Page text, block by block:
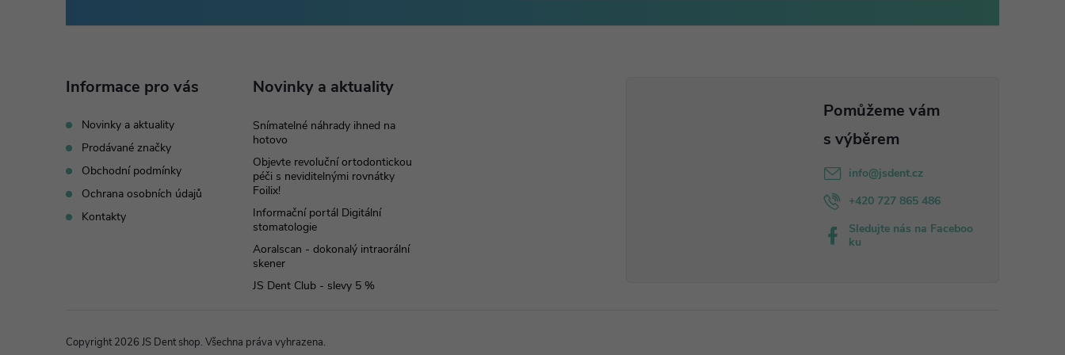
Informace pro vás
Novinky a aktuality
Prodávané značky
Obchodní podmínky
Ochrana osobních údajů
Kontakty
Novinky a aktuality
Snímatelné náhrady ihned na
hotovo
Objevte revoluční ortodontickou
péči s neviditelnými rovnátky
Foilix!
Informační portál Digitální
stomatologie
Aoralscan - dokonalý intraorální
skener
JS Dent Club - slevy 5 %
info@jsdent.cz
+420 727 865 486
Sledujte nás na Faceboo
ku
Copyright 2026 JS Dent shop. Všechna práva vyhrazena.